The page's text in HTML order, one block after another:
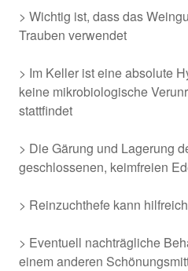
> Wichtig ist, dass das
Trauben verwendet
> Im Keller ist eine absolute
keine mikrobiologische
stattfindet
> Die Gärung und Lagerung
geschlossenen, keimfreien
> Reinzuchthefe kann
> Eventuell nachträgliche
einem anderen